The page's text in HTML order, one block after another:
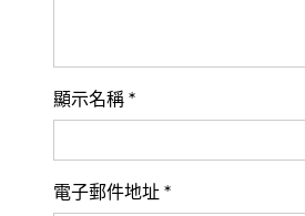
顯示名稱 *
電子郵件地址 *